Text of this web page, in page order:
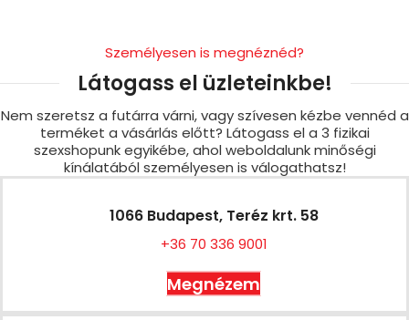
Személyesen is megnéznéd?
Látogass el üzleteinkbe!
Nem szeretsz a futárra várni, vagy szívesen kézbe vennéd a
terméket a vásárlás előtt? Látogass el a 3 fizikai
szexshopunk egyikébe, ahol weboldalunk minőségi
kínálatából személyesen is válogathatsz!
1066 Budapest, Teréz krt. 58
+36 70 336 9001
Megnézem